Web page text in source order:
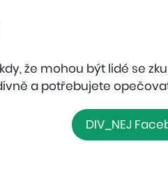
že mohou být lidé se
a potřebujete
DIV_NEJ